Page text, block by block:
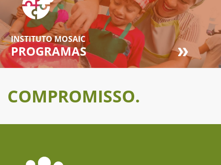
INSTITUTO MOSAIC
PROGRAMAS
COMPROMISSO.